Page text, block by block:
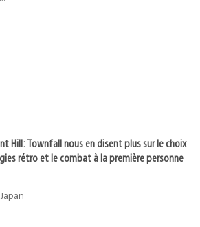
Hill: Townfall nous en disent plus sur le choix
rétro et le combat à la première personne